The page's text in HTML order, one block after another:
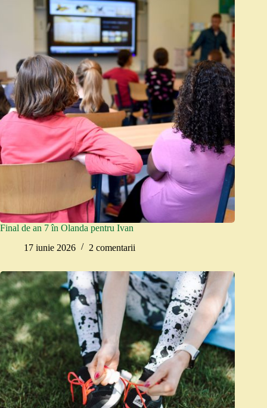
Final de an 7 în Olanda pentru Ivan
17 iunie 2026
2 comentarii